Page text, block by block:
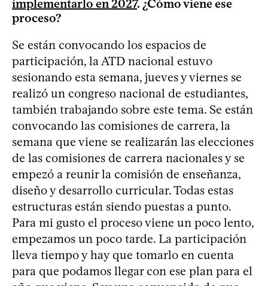
implementarlo en 2027. ¿Cómo viene ese
proceso?
Se están convocando los espacios de
participación, la ATD nacional estuvo
sesionando esta semana, jueves y viernes se
realizó un congreso nacional de estudiantes,
también trabajando sobre este tema. Se están
convocando las comisiones de carrera, la
semana que viene se realizarán las elecciones
de las comisiones de carrera nacionales y se
empezó a reunir la comisión de enseñanza,
diseño y desarrollo curricular. Todas estas
estructuras están siendo puestas a punto.
Para mi gusto el proceso viene un poco lento,
empezamos un poco tarde. La participación
lleva tiempo y hay que tomarlo en cuenta
para que podamos llegar con ese plan para el